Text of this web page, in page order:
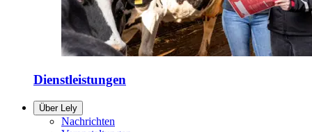
Dienstleistungen
Über Lely
Nachrichten